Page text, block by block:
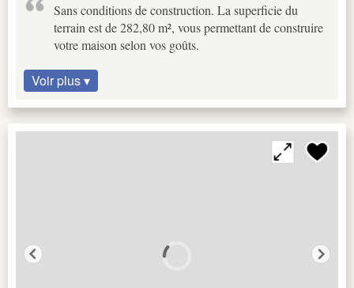
Sans conditions de construction. La superficie du
terrain est de 282,80 m², vous permettant de construire
votre maison selon vos goûts.
Voir plus ▾